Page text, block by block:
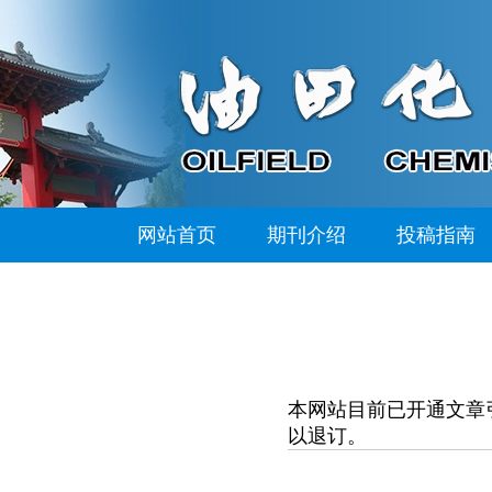
网站首页 期刊介绍 投稿指南
本网站目前已开通文
以退订。